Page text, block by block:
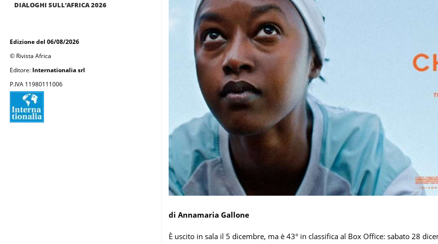
DIALOGHI SULL’AFRICA 2026
Edizione del 06/08/2026
© Rivista Africa
Editore: Internationalia srl
P.IVA 11980111006
di Annamaria Gallone
È uscito in sala il 5 dicembre, ma è 43° in classifica al Box Office: sabato 28